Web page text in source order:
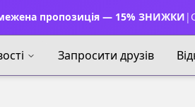
пропозиція — 15% ЗНИЖКИ |
Запросити друзів